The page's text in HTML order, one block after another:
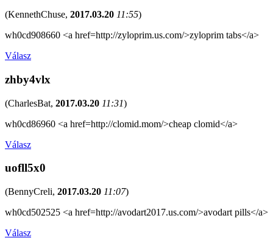
(KennethChuse, 2017.03.20 11:55)
wh0cd908660 <a href=http://zyloprim.us.com/>zyloprim tabs</a>
Válasz
zhby4vlx
(CharlesBat, 2017.03.20 11:31)
wh0cd86960 <a href=http://clomid.mom/>cheap clomid</a>
Válasz
uofll5x0
(BennyCreli, 2017.03.20 11:07)
wh0cd502525 <a href=http://avodart2017.us.com/>avodart pills</a>
Válasz